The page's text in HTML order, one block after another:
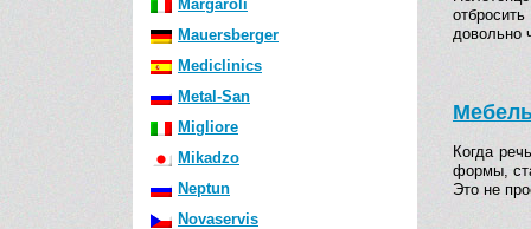
Margaroli
Mauersberger
Mediclinics
Metal-San
Migliore
Mikadzo
Neptun
Novaservis
довольно
Когда
формы,
Это не